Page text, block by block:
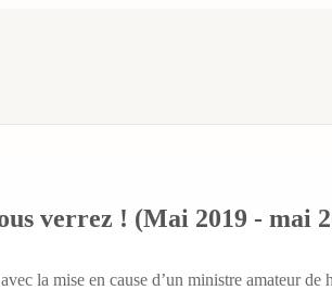
verrez ! (Mai 2019 - mai
la mise en cause d’un ministre amateur